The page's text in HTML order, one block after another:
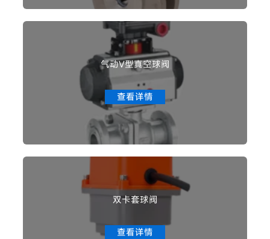
气动V型真空球阀
查看详情
双卡套球阀
查看详情